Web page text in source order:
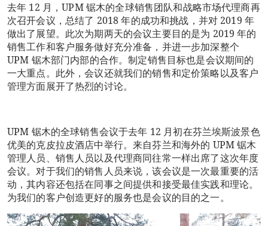
去年 12 月，UPM 锯木的全球销售团队和战略市场代理商再
次召开会议，总结了 2018 年的成功和挑战，并对 2019 年
做出了展望。此次为期两天的会议主要目的是为 2019 年的
销售工作和客户服务做好充分准备，并进一步加深整个
UPM 锯木部门内部的合作。制定销售目标也是会议期间的
一大重点。此外，会议还就我们的销售和定价策略以及客户
管理方面展开了热烈的讨论。
UPM 锯木的全球销售会议于去年 12 月初在芬兰埃斯波景色
优美的克皮拉皮酒店中举行。来自芬兰和海外的 UPM 锯木
管理人员、销售人员以及代理商同往常一样出席了这次年度
会议。对于我们的销售人员来说，该会议是一次最重要的活
动，其内容还包括在同事之间提供和接受最佳实践和理论。
为我们的客户创造更好的服务也是会议的目的之一。